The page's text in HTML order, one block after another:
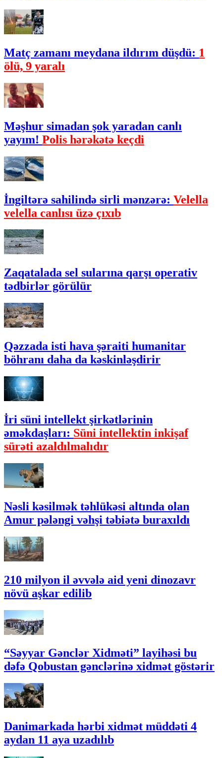
Matç zamanı meydana ildırım düşdü: 1
ölü, 9 yaralı
Məşhur simadan şok yaradan canlı
yayım! Polis hərəkətə keçdi
İngiltərə sahilində sirli mənzərə: Velella
velella canlısı üzə çıxıb
Zaqatalada sel sularına qarşı operativ
tədbirlər görülür
Qəzzada isti hava şəraiti humanitar
böhranı daha da kəskinləşdirir
İri süni intellekt şirkətlərinin
əməkdaşları: Süni intellektin inkişaf
sürəti azaldılmalıdır
Nəsli kəsilmək təhlükəsi altında olan
Amur pələngi vəhşi təbiətə buraxıldı
210 milyon il əvvələ aid yeni dinozavr
növü aşkar edilib
“Səyyar Gənclər Xidməti” layihəsi bu
dəfə Qobustan gənclərinə xidmət göstərir
Danimarkada hərbi xidmət müddəti 4
aydan 11 aya uzadılıb